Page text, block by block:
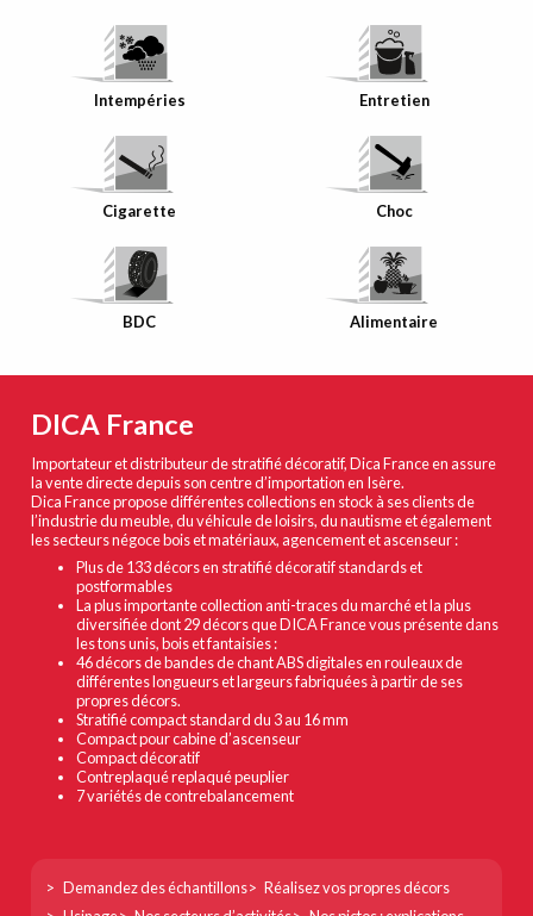
Intempéries Entretien
Cigarette Choc
BDC
Bande de
Chant
assortie à
votre décor
Alimentaire
DICA France
Importateur et distributeur de stratifié décoratif, Dica France en assure
la vente directe depuis son centre d’importation en Isère.
Dica France propose différentes collections en stock à ses clients de
l’industrie du meuble, du véhicule de loisirs, du nautisme et également
les secteurs négoce bois et matériaux, agencement et ascenseur :
Plus de 133 décors en stratifié décoratif standards et
postformables
La plus importante collection anti-traces du marché et la plus
diversifiée dont 29 décors que DICA France vous présente dans
les tons unis, bois et fantaisies :
46 décors de bandes de chant ABS digitales en rouleaux de
différentes longueurs et largeurs fabriquées à partir de ses
propres décors.
Stratifié compact standard du 3 au 16 mm
Compact pour cabine d’ascenseur
Compact décoratif
Contreplaqué replaqué peuplier
7 variétés de contrebalancement
Footer
col
Demandez des échantillons
Réalisez vos propres décors